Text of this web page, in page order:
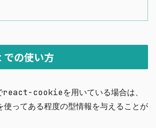
の使い方
react-cookieを用いている場合は、
使ってある程度の型情報を与えることが